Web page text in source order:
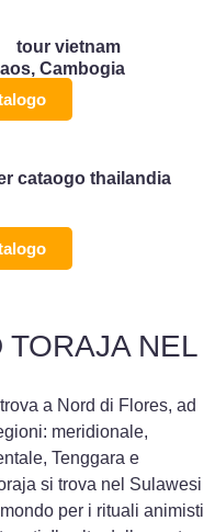
Cambogia
TORAJA NEL
a Nord di Flores, ad
meridionale,
Tenggara e
si trova nel Sulawesi
per i rituali animisti